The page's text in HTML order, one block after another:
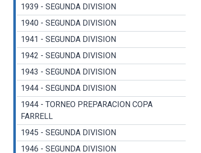
1939 - SEGUNDA DIVISION
1940 - SEGUNDA DIVISION
1941 - SEGUNDA DIVISION
1942 - SEGUNDA DIVISION
1943 - SEGUNDA DIVISION
1944 - SEGUNDA DIVISION
1944 - TORNEO PREPARACION COPA
FARRELL
1945 - SEGUNDA DIVISION
1946 - SEGUNDA DIVISION